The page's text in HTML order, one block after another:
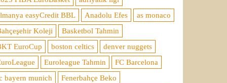
easyCredit BBL
Anadolu Efes
as monaco
Koleji
Basketbol Tahmin
EuroCup
boston celtics
denver nuggets
Euroleague Tahmin
FC Barcelona
bayern munich
Fenerbahçe Beko